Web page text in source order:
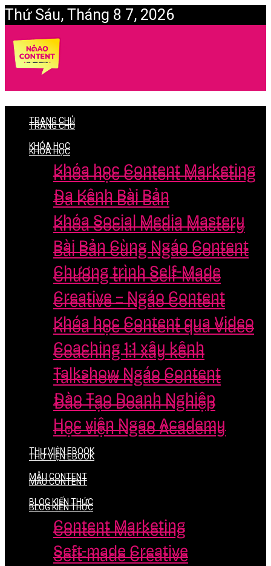
Thứ Sáu, Tháng 8 7, 2026
Login
TRANG CHỦ
KHÓA HỌC
Khóa học Content Marketing
Đa Kênh Bài Bản
Khóa Social Media Mastery
Bài Bản Cùng Ngáo Content
Chương trình Self-Made
Creative – Ngáo Content
Khóa học Content qua Video
Coaching 1:1 xây kênh
Talkshow Ngáo Content
Đào Tạo Doanh Nghiệp
Học viện Ngao Academy
THƯ VIỆN EBOOK
MẪU CONTENT
BLOG KIẾN THỨC
Content Marketing
Seft-made Creative
TRANG CHỦ
KHÓA HỌC
Khóa học Content Marketing
Đa Kênh Bài Bản
Khóa Social Media Mastery
Bài Bản Cùng Ngáo Content
Chương trình Self-Made
Creative – Ngáo Content
Khóa học Content qua Video
Coaching 1:1 xây kênh
Talkshow Ngáo Content
Đào Tạo Doanh Nghiệp
Học viện Ngao Academy
THƯ VIỆN EBOOK
MẪU CONTENT
BLOG KIẾN THỨC
Content Marketing
Seft-made Creative